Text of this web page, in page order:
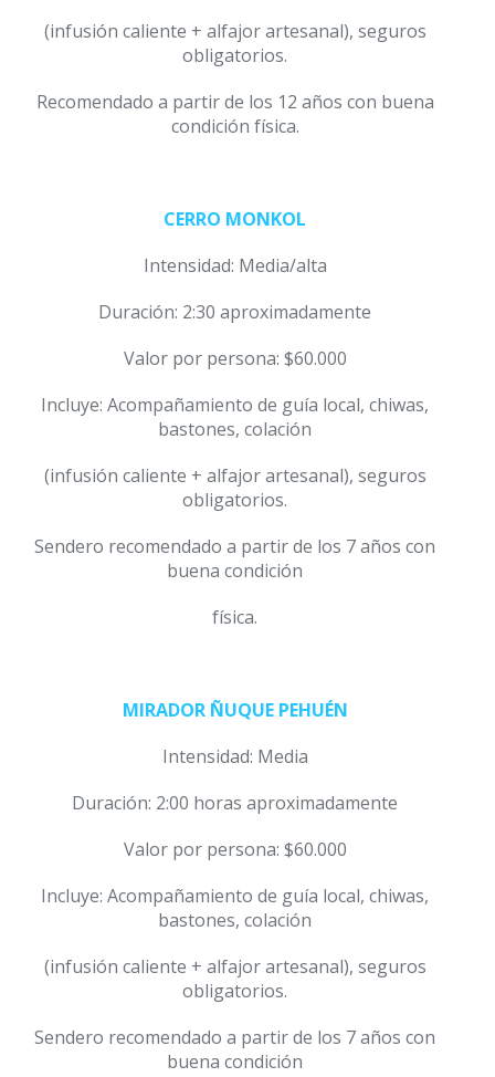
(infusión caliente + alfajor artesanal), seguros
obligatorios.
Recomendado a partir de los 12 años con buena
condición física.
CERRO MONKOL
Intensidad: Media/alta
Duración: 2:30 aproximadamente
Valor por persona: $60.000
Incluye: Acompañamiento de guía local, chiwas,
bastones, colación
(infusión caliente + alfajor artesanal), seguros
obligatorios.
Sendero recomendado a partir de los 7 años con
buena condición
física.
MIRADOR ÑUQUE PEHUÉN
Intensidad: Media
Duración: 2:00 horas aproximadamente
Valor por persona: $60.000
Incluye: Acompañamiento de guía local, chiwas,
bastones, colación
(infusión caliente + alfajor artesanal), seguros
obligatorios.
Sendero recomendado a partir de los 7 años con
buena condición